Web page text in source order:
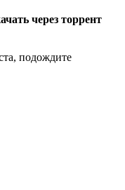
через торрент
подождите